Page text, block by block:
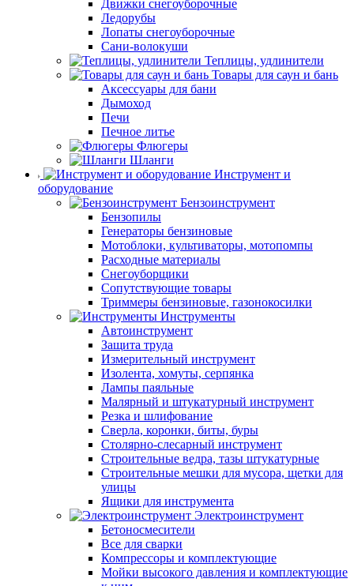
Движки снегоуборочные
Ледорубы
Лопаты снегоуборочные
Сани-волокуши
Теплицы, удлинители
Товары для саун и бань
Аксессуары для бани
Дымоход
Печи
Печное литье
Флюгеры
Шланги
Инструмент и
оборудование
Бензоинструмент
Бензопилы
Генераторы бензиновые
Мотоблоки, культиваторы, мотопомпы
Расходные материалы
Снегоуборщики
Сопутствующие товары
Триммеры бензиновые, газонокосилки
Инструменты
Автоинструмент
Защита труда
Измерительный инструмент
Изолента, хомуты, серпянка
Лампы паяльные
Малярный и штукатурный инструмент
Резка и шлифование
Сверла, коронки, биты, буры
Столярно-слесарный инструмент
Строительные ведра, тазы штукатурные
Строительные мешки для мусора, щетки для
улицы
Ящики для инструмента
Электроинструмент
Бетоносмесители
Все для сварки
Компрессоры и комплектующие
Мойки высокого давления и комплектующие